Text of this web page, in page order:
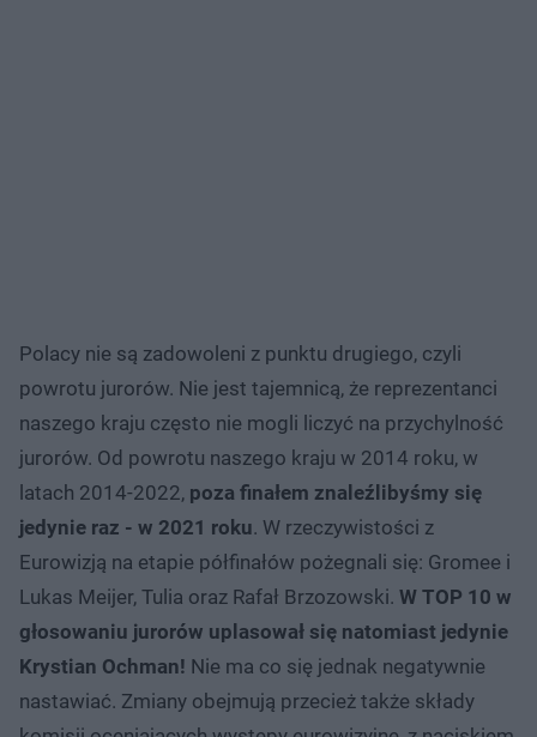
Polacy nie są zadowoleni z punktu drugiego, czyli
powrotu jurorów. Nie jest tajemnicą, że reprezentanci
naszego kraju często nie mogli liczyć na przychylność
jurorów. Od powrotu naszego kraju w 2014 roku, w
latach 2014-2022, poza finałem znaleźlibyśmy się
jedynie raz - w 2021 roku. W rzeczywistości z
Eurowizją na etapie półfinałów pożegnali się: Gromee i
Lukas Meijer, Tulia oraz Rafał Brzozowski. W TOP 10 w
głosowaniu jurorów uplasował się natomiast jedynie
Krystian Ochman! Nie ma co się jednak negatywnie
nastawiać. Zmiany obejmują przecież także składy